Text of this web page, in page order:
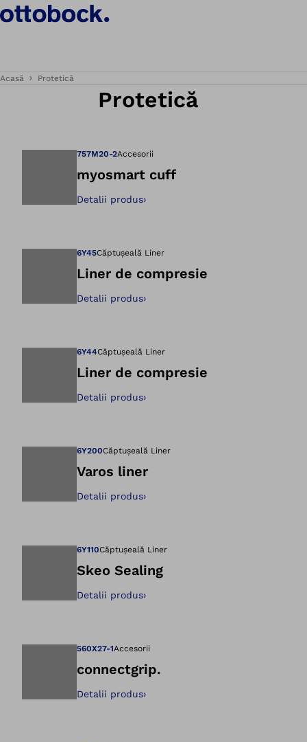
Acasă Protetică
Protetică
757M20-2Accesorii
myosmart cuff
Detalii produs›
6Y45Căptușeală Liner
Liner de compresie
Detalii produs›
6Y44Căptușeală Liner
Liner de compresie
Detalii produs›
6Y200Căptușeală Liner
Varos liner
Detalii produs›
6Y110Căptușeală Liner
Skeo Sealing
Detalii produs›
560X27-1Accesorii
connectgrip.
Detalii produs›